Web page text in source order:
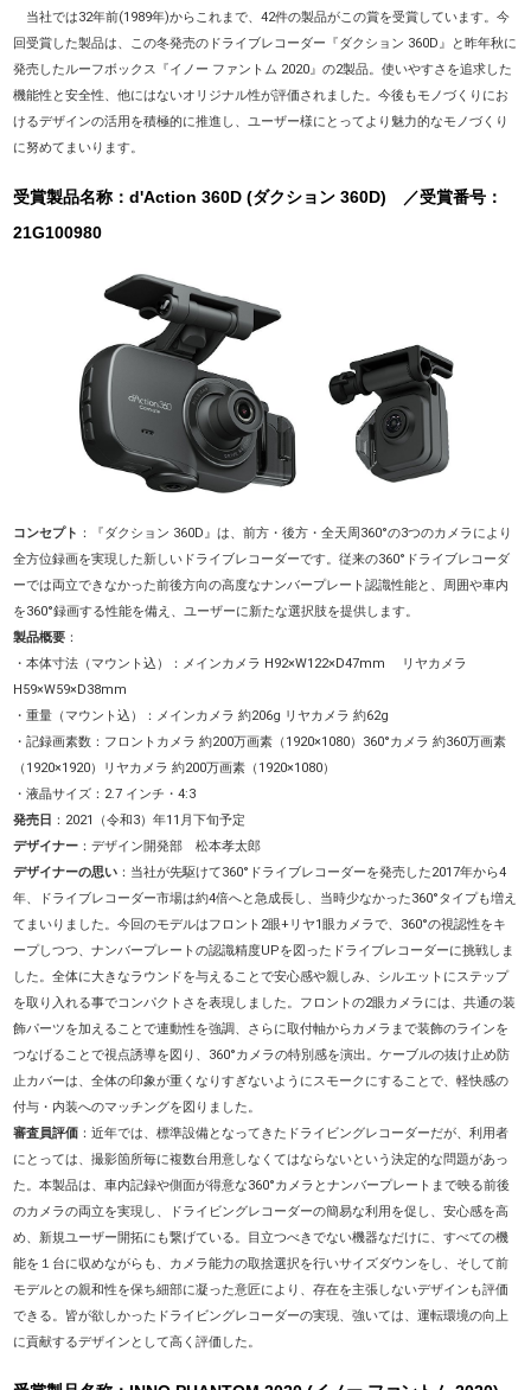
当社では32年前(1989年)からこれまで、42件の製品がこの賞を受賞しています。今
回受賞した製品は、この冬発売のドライブレコーダー『ダクション 360D』と昨年秋に
発売したルーフボックス『イノー ファントム 2020』の2製品。使いやすさを追求した
機能性と安全性、他にはないオリジナル性が評価されました。今後もモノづくりにお
けるデザインの活用を積極的に推進し、ユーザー様にとってより魅力的なモノづくり
に努めてまいります。
受賞製品名称：d'Action 360D (ダクション 360D) ／受賞番号：
21G100980
コンセプト ：『ダクション 360D』は、前方・後方・全天周360°の3つのカメラにより
全方位録画を実現した新しいドライブレコーダーです。従来の360°ドライブレコーダ
ーでは両立できなかった前後方向の高度なナンバープレート認識性能と、周囲や車内
を360°録画する性能を備え、ユーザーに新たな選択肢を提供します。
製品概要 ：
・本体寸法（マウント込）：メインカメラ H92×W122×D47mm リヤカメラ
H59×W59×D38mm
・重量（マウント込）：メインカメラ 約206g リヤカメラ 約62g
・記録画素数：フロントカメラ 約200万画素（1920×1080）360°カメラ 約360万画素
（1920×1920）リヤカメラ 約200万画素（1920×1080）
・液晶サイズ：2.7 インチ・4:3
発売日 ：2021（令和3）年11月下旬予定
デザイナー ：デザイン開発部 松本孝太郎
デザイナーの思い ：当社が先駆けて360°ドライブレコーダーを発売した2017年から4
年、ドライブレコーダー市場は約4倍へと急成長し、当時少なかった360°タイプも増え
てまいりました。今回のモデルはフロント2眼+リヤ1眼カメラで、360°の視認性をキ
ープしつつ、ナンバープレートの認識精度UPを図ったドライブレコーダーに挑戦しま
した。全体に大きなラウンドを与えることで安心感や親しみ、シルエットにステップ
を取り入れる事でコンパクトさを表現しました。フロントの2眼カメラには、共通の装
飾パーツを加えることで連動性を強調、さらに取付軸からカメラまで装飾のラインを
つなげることで視点誘導を図り、360°カメラの特別感を演出。ケーブルの抜け止め防
止カバーは、全体の印象が重くなりすぎないようにスモークにすることで、軽快感の
付与・内装へのマッチングを図りました。
審査員評価 ：近年では、標準設備となってきたドライビングレコーダーだが、利用者
にとっては、撮影箇所毎に複数台用意しなくてはならないという決定的な問題があっ
た。本製品は、車内記録や側面が得意な360°カメラとナンバープレートまで映る前後
のカメラの両立を実現し、ドライビングレコーダーの簡易な利用を促し、安心感を高
め、新規ユーザー開拓にも繋げている。目立つべきでない機器なだけに、すべての機
能を１台に収めながらも、カメラ能力の取捨選択を行いサイズダウンをし、そして前
モデルとの親和性を保ち細部に凝った意匠により、存在を主張しないデザインも評価
できる。皆が欲しかったドライビングレコーダーの実現、強いては、運転環境の向上
に貢献するデザインとして高く評価した。